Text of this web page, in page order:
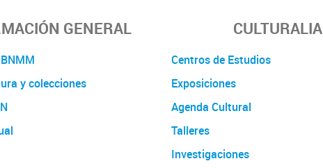
GENERAL
y colecciones
CULTURALIA
Centros de Estudios
Exposiciones
Agenda Cultural
Talleres
Investigaciones